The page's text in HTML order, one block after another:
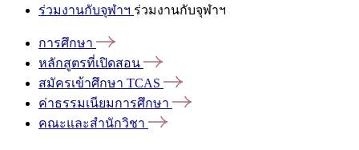
ร่วมงานกับจุฬาฯ ร่วมงานกับจุฬาฯ
การศึกษา
หลักสูตรที่เปิดสอน
สมัครเข้าศึกษา TCAS
ค่าธรรมเนียมการศึกษา
คณะและสำนักวิชา